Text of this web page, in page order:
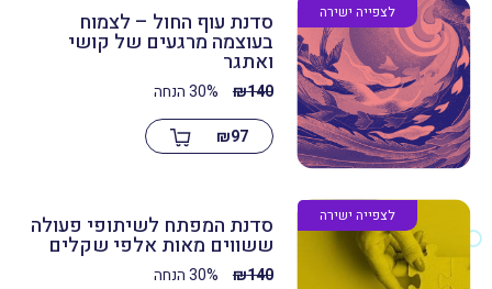
לצפייה ישירה סדנת עוף החול – לצמוח
בעוצמה מרגעים של קושי
ואתגר
₪140
30% הנחה
₪97
לצפייה ישירה סדנת המפתח לשיתופי פעולה
ששווים מאות אלפי שקלים
₪140
30% הנחה